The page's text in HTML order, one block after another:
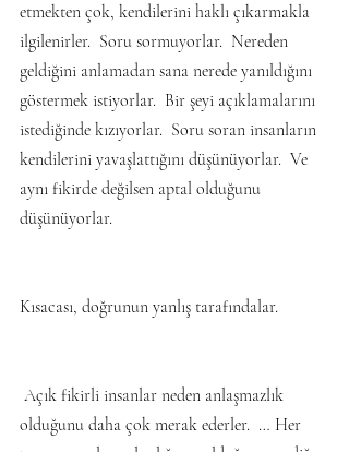
etmekten çok, kendilerini haklı çıkarmakla
ilgilenirler.  Soru sormuyorlar.  Nereden
geldiğini anlamadan sana nerede yanıldığını
göstermek istiyorlar.  Bir şeyi açıklamalarını
istediğinde kızıyorlar.  Soru soran insanların
kendilerini yavaşlattığını düşünüyorlar.  Ve
aynı fikirde değilsen aptal olduğunu
düşünüyorlar.
Kısacası, doğrunun yanlış tarafındalar.
olduğunu daha çok merak ederler.  … Her